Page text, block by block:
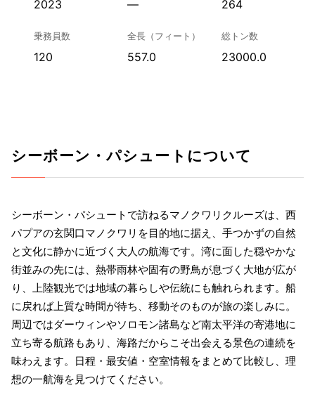
2023 — 264
乗務員数
120
全長（フィート）
557.0
総トン数
23000.0
シーボーン・パシュートについて
シーボーン・パシュートで訪ねるマノクワリクルーズは、西
パプアの玄関口マノクワリを目的地に据え、手つかずの自然
と文化に静かに近づく大人の航海です。湾に面した穏やかな
街並みの先には、熱帯雨林や固有の野鳥が息づく大地が広が
り、上陸観光では地域の暮らしや伝統にも触れられます。船
に戻れば上質な時間が待ち、移動そのものが旅の楽しみに。
周辺ではダーウィンやソロモン諸島など南太平洋の寄港地に
立ち寄る航路もあり、海路だからこそ出会える景色の連続を
味わえます。日程・最安値・空室情報をまとめて比較し、理
想の一航海を見つけてください。